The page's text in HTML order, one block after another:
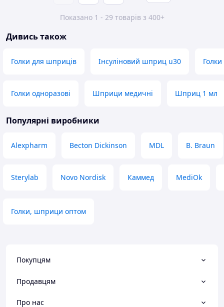
Показано 1 - 29 товарів з 400+
Дивись також
Голки для шприців Інсуліновий шприц u30 Голки
Голки одноразові Шприци медичні Шприц 1 мл
Популярні виробники
Alexpharm Becton Dickinson MDL B. Braun
Sterylab Novo Nordisk Каммед MediOk
Голки, шприци оптом
Покупцям
Продавцям
Про нас